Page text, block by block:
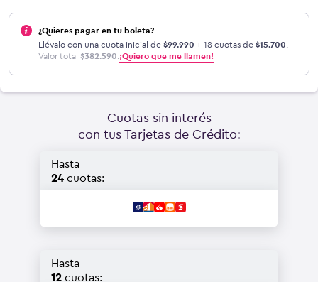
¿Quieres pagar en tu boleta?
Llévalo con una cuota inicial de $99.990 + 18 cuotas de $15.700.
Valor total $382.590.¡Quiero que me llamen!
Cuotas sin interés
con tus Tarjetas de Crédito:
Hasta
24 cuotas:
Hasta
12 cuotas: